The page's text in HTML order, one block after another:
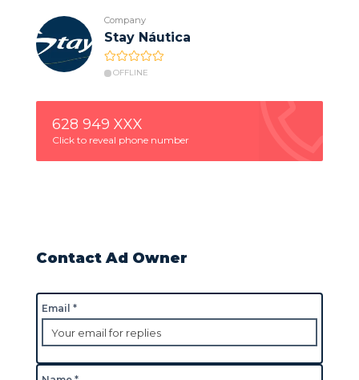
Company
Stay Náutica
OFFLINE
628 949 XXX
Click to reveal phone number
Contact Ad Owner
Email *